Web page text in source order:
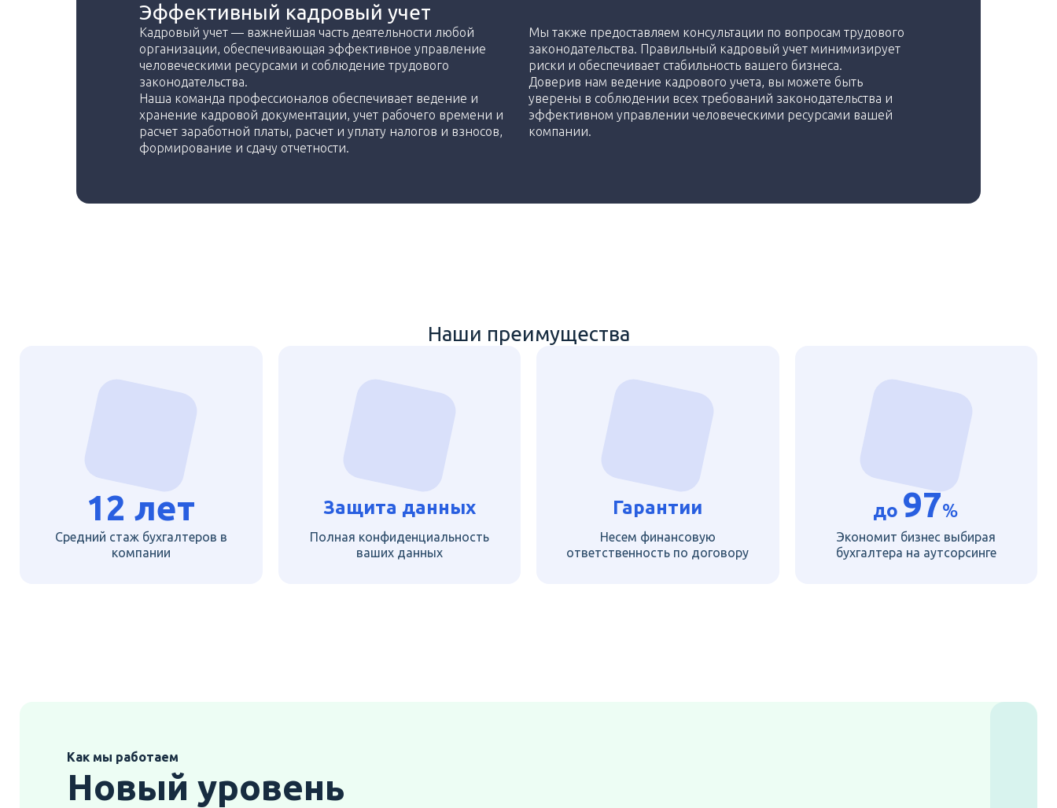
Эффективный кадровый учет
Кадровый учет — важнейшая часть деятельности любой
организации, обеспечивающая эффективное управление
человеческими ресурсами и соблюдение трудового
законодательства.
Наша команда профессионалов обеспечивает ведение и
хранение кадровой документации, учет рабочего времени и
расчет заработной платы, расчет и уплату налогов и взносов,
формирование и сдачу отчетности.
Мы также предоставляем консультации по вопросам трудового
законодательства. Правильный кадровый учет минимизирует
риски и обеспечивает стабильность вашего бизнеса.
Доверив нам ведение кадрового учета, вы можете быть
уверены в соблюдении всех требований законодательства и
эффективном управлении человеческими ресурсами вашей
компании.
Наши преимущества
12 лет
Средний стаж бухгалтеров в
компании
Защита данных
Полная конфиденциальность
ваших данных
Гарантии
Несем финансовую
ответственность по договору
до 97%
Экономит бизнес выбирая
бухгалтера на аутсорсинге
Как мы работаем
Новый уровень